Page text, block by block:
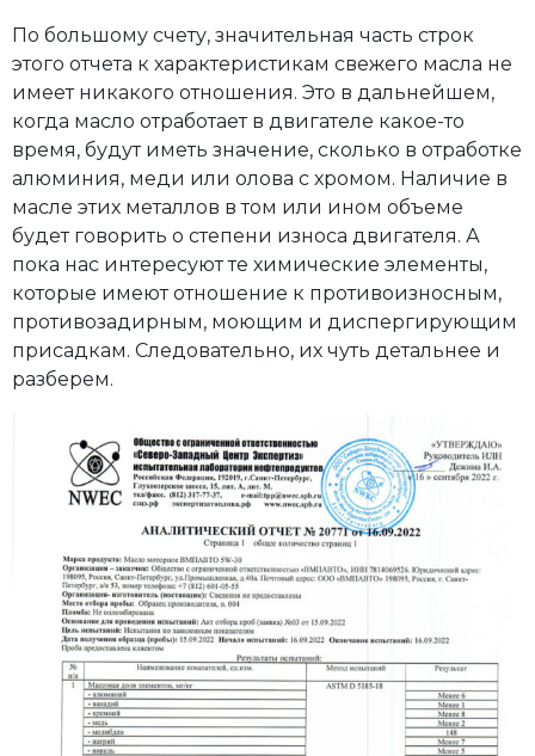
По большому счету, значительная часть строк
этого отчета к характеристикам свежего масла не
имеет никакого отношения. Это в дальнейшем,
когда масло отработает в двигателе какое-то
время, будут иметь значение, сколько в отработке
алюминия, меди или олова с хромом. Наличие в
масле этих металлов в том или ином объеме
будет говорить о степени износа двигателя. А
пока нас интересуют те химические элементы,
которые имеют отношение к противоизносным,
противозадирным, моющим и диспергирующим
присадкам. Следовательно, их чуть детальнее и
разберем.